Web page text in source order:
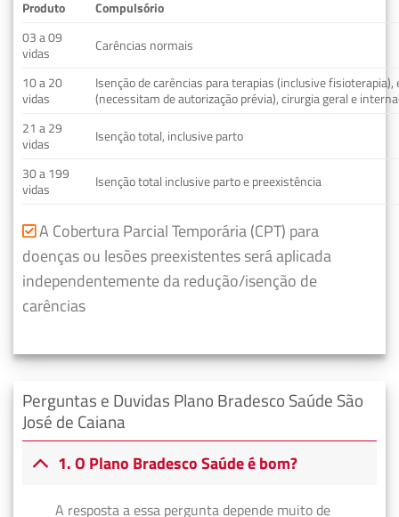
Produto
Compulsório
03 a 09
vidas
Carências normais
10 a 20
vidas
Isenção de carências para terapias (inclusive fisioterapia),
(necessitam de autorização prévia), cirurgia geral e
21 a 29
vidas
Isenção total, inclusive parto
30 a 199
vidas
Isenção total inclusive parto e preexistência
A Cobertura Parcial Temporária (CPT) para
doenças ou lesões preexistentes será aplicada
independentemente da redução/isenção de
carências
Perguntas e Duvidas Plano Bradesco Saúde São
José de Caiana
1. O Plano Bradesco Saúde é bom?
A resposta a essa pergunta depende muito de